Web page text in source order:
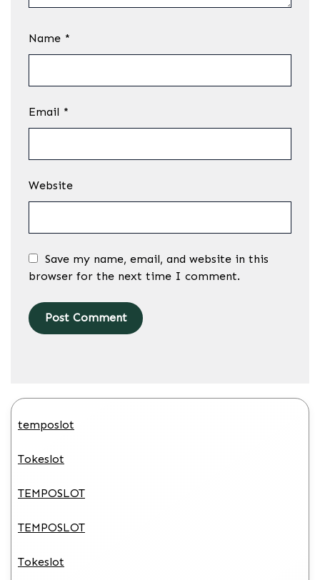
Name *
Email *
Website
Save my name, email, and website in this
browser for the next time I comment.
temposlot
Tokeslot
TEMPOSLOT
TEMPOSLOT
Tokeslot